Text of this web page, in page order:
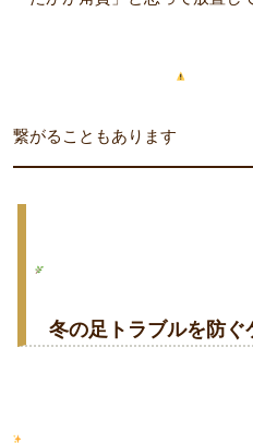
繋がることもあります
冬の足トラブルを防ぐ